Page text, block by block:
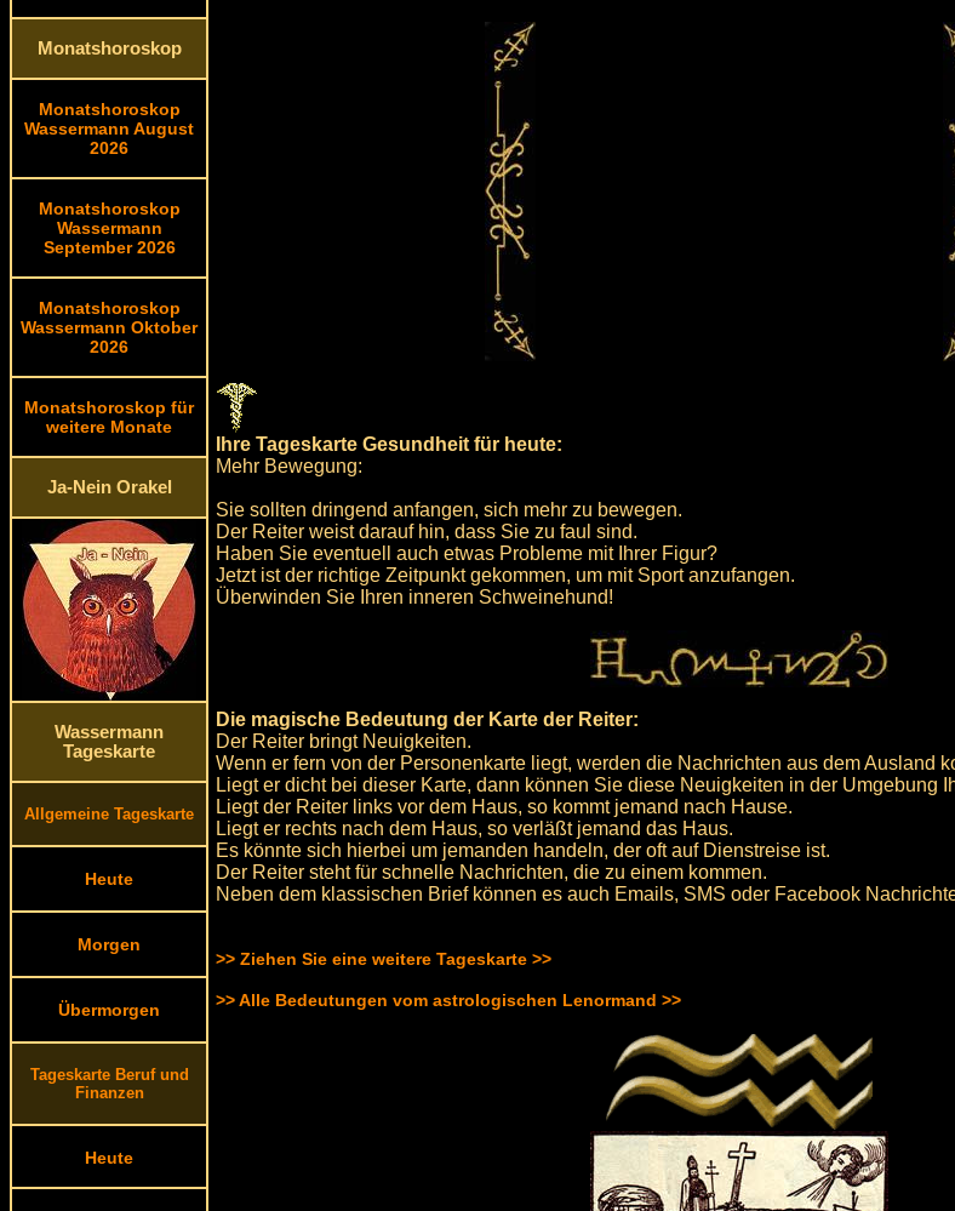
Monatshoroskop
Monatshoroskop
Wassermann August
2026
Monatshoroskop
Wassermann
September 2026
Monatshoroskop
Wassermann Oktober
2026
Monatshoroskop für
weitere Monate
Ja-Nein Orakel
Wassermann
Tageskarte
Allgemeine Tageskarte
Heute
Morgen
Übermorgen
Tageskarte Beruf und
Finanzen
Heute
Ihre Tageskarte Gesundheit für heute:
Mehr Bewegung:
Sie sollten dringend anfangen, sich mehr zu bewegen.
Der Reiter weist darauf hin, dass Sie zu faul sind.
Haben Sie eventuell auch etwas Probleme mit Ihrer Figur?
Jetzt ist der richtige Zeitpunkt gekommen, um mit Sport anzufangen.
Überwinden Sie Ihren inneren Schweinehund!
Die magische Bedeutung der Karte der Reiter:
Der Reiter bringt Neuigkeiten.
Wenn er fern von der Personenkarte liegt, werden die Nachrichten aus dem Ausland
Liegt er dicht bei dieser Karte, dann können Sie diese Neuigkeiten in der Umgebung
Liegt der Reiter links vor dem Haus, so kommt jemand nach Hause.
Liegt er rechts nach dem Haus, so verläßt jemand das Haus.
Es könnte sich hierbei um jemanden handeln, der oft auf Dienstreise ist.
Der Reiter steht für schnelle Nachrichten, die zu einem kommen.
Neben dem klassischen Brief können es auch Emails, SMS oder Facebook
>> Ziehen Sie eine weitere Tageskarte >>
>> Alle Bedeutungen vom astrologischen Lenormand >>